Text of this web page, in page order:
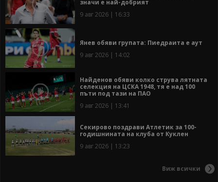
значи е най-добрият
9 авг 2026 | 16:33
Янев обяви групата: Пиедраита е аут
9 авг 2026 | 14:02
Найденов обяви колко струва лятната
селекция на ЦСКА 1948, тя е над 100
пъти под тази на ПАО
9 авг 2026 | 13:41
Секирово поздрави Атлетик за 100-
годишнината на клуба от Куклен
9 авг 2026 | 13:23
Виж всички